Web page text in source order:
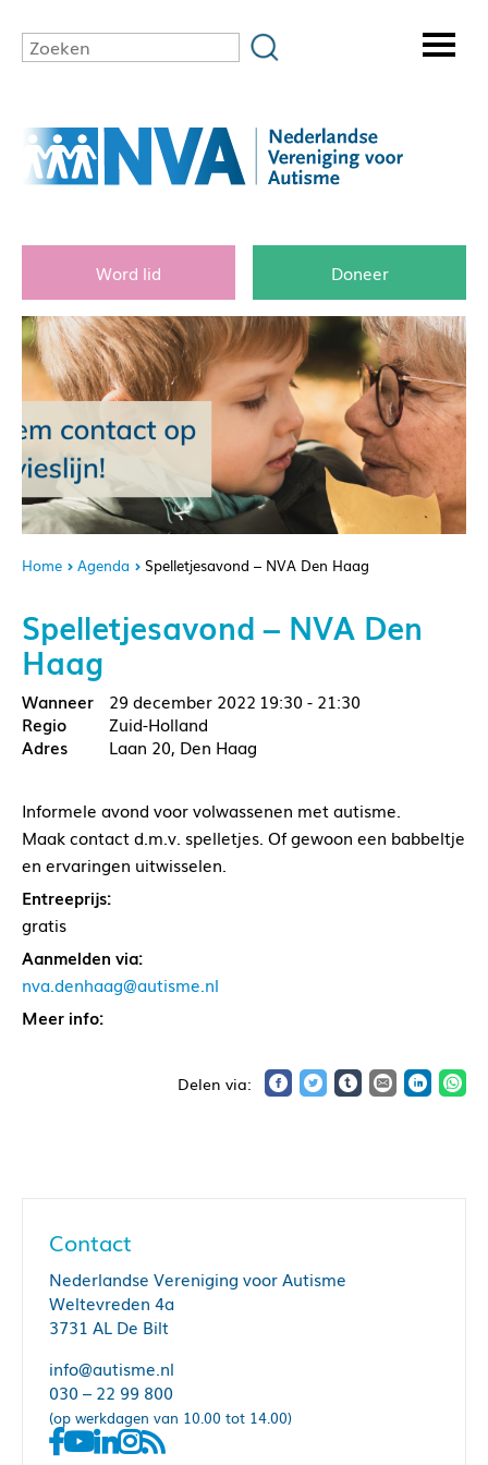
Word lid Doneer
Home Agenda Spelletjesavond – NVA Den Haag
Spelletjesavond – NVA Den
Haag
29 december 2022 19:30 - 21:30
Zuid-Holland
Laan 20, Den Haag
Informele avond voor volwassenen met autisme.
Maak contact d.m.v. spelletjes. Of gewoon een babbeltje
en ervaringen uitwisselen.
Entreeprijs:
gratis
Aanmelden via:
nva.denhaag@autisme.nl
Meer info:
Contact
Nederlandse Vereniging voor Autisme
Weltevreden 4a
3731 AL De Bilt
info@autisme.nl
030 – 22 99 800
(op werkdagen van 10.00 tot 14.00)